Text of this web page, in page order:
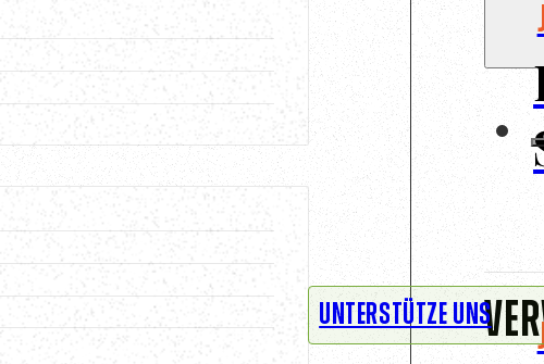
UNTERSTÜTZE UNS